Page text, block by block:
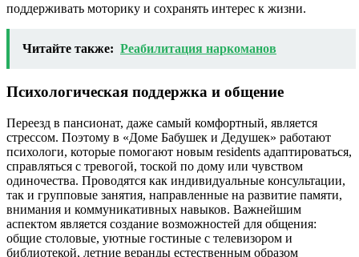
поддерживать моторику и сохранять интерес к жизни.
Читайте также: Реабилитация наркоманов
Психологическая поддержка и общение
Переезд в пансионат, даже самый комфортный, является
стрессом. Поэтому в «Доме Бабушек и Дедушек» работают
психологи, которые помогают новым residents адаптироваться,
справляться с тревогой, тоской по дому или чувством
одиночества. Проводятся как индивидуальные консультации,
так и групповые занятия, направленные на развитие памяти,
внимания и коммуникативных навыков. Важнейшим
аспектом является создание возможностей для общения:
общие столовые, уютные гостиные с телевизором и
библиотекой, летние веранды естественным образом